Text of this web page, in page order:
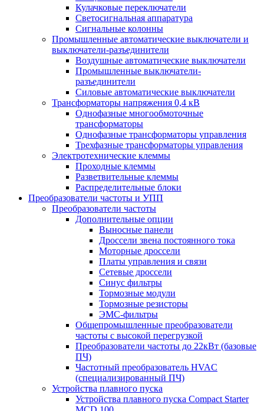
Кулачковые переключатели
Светосигнальная аппаратура
Сигнальные колонны
Промышленные автоматические выключатели и
выключатели-разъединители
Воздушные автоматические выключатели
Промышленные выключатели-
разъединители
Силовые автоматические выключатели
Трансформаторы напряжения 0,4 кВ
Однофазные многообмоточные
трансформаторы
Однофазные трансформаторы управления
Трехфазные трансформаторы управления
Электротехнические клеммы
Проходные клеммы
Разветвительные клеммы
Распределительные блоки
Преобразователи частоты и УПП
Преобразователи частоты
Дополнительные опции
Выносные панели
Дроссели звена постоянного тока
Моторные дроссели
Платы управления и связи
Сетевые дроссели
Синус фильтры
Тормозные модули
Тормозные резисторы
ЭМС-фильтры
Общепромышленные преобразователи
частоты с высокой перегрузкой
Преобразователи частоты до 22кВт (базовые
ПЧ)
Частотный преобразователь HVAC
(специализированный ПЧ)
Устройства плавного пуска
Устройства плавного пуска Compact Starter